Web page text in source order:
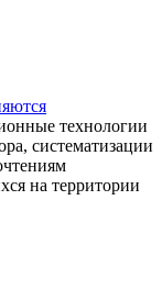
технологии
систематизации
на территории